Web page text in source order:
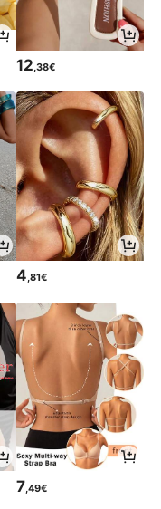
12,38€
4,81€
7 ,49€